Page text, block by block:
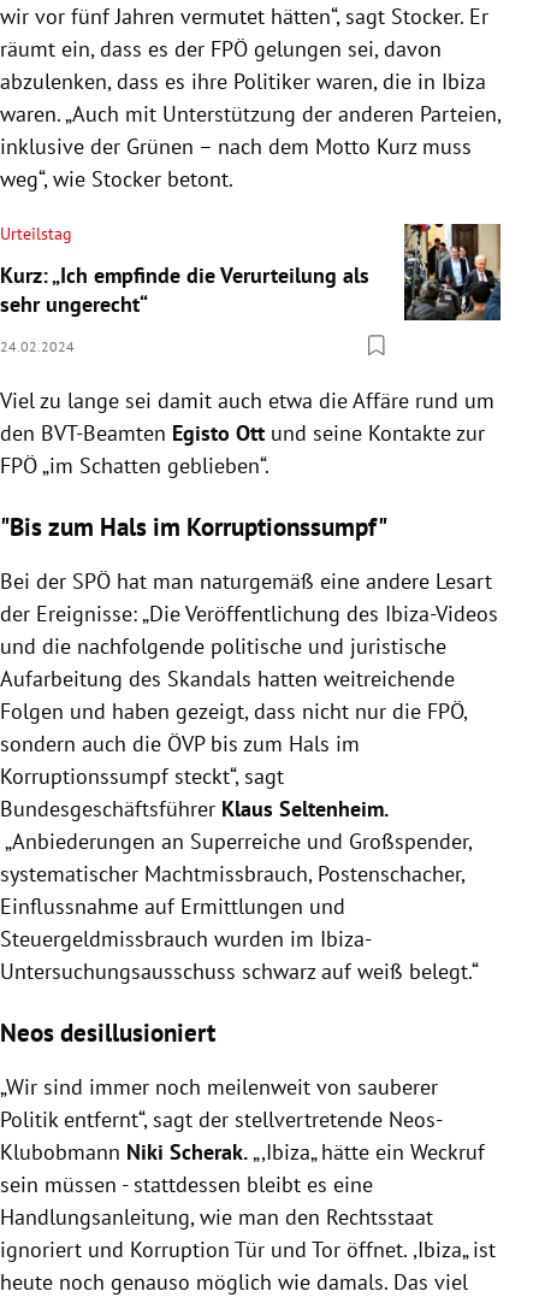
wir vor fünf Jahren vermutet hätten“, sagt Stocker. Er
räumt ein, dass es der FPÖ gelungen sei, davon
abzulenken, dass es ihre Politiker waren, die in Ibiza
waren. „Auch mit Unterstützung der anderen Parteien,
inklusive der Grünen – nach dem Motto Kurz muss
weg“, wie Stocker betont.
Urteilstag
Kurz: „Ich empfinde die Verurteilung als
sehr ungerecht“
24.02.2024
Viel zu lange sei damit auch etwa die Affäre rund um
den BVT-Beamten Egisto Ott und seine Kontakte zur
FPÖ „im Schatten geblieben“.
"Bis zum Hals im Korruptionssumpf"
Bei der SPÖ hat man naturgemäß eine andere Lesart
der Ereignisse: „Die Veröffentlichung des Ibiza-Videos
und die nachfolgende politische und juristische
Aufarbeitung des Skandals hatten weitreichende
Folgen und haben gezeigt, dass nicht nur die FPÖ,
sondern auch die ÖVP bis zum Hals im
Korruptionssumpf steckt“, sagt
Bundesgeschäftsführer Klaus Seltenheim.
„Anbiederungen an Superreiche und Großspender,
systematischer Machtmissbrauch, Postenschacher,
Einflussnahme auf Ermittlungen und
Steuergeldmissbrauch wurden im Ibiza-
Untersuchungsausschuss schwarz auf weiß belegt.“
Neos desillusioniert
„Wir sind immer noch meilenweit von sauberer
Politik entfernt“, sagt der stellvertretende Neos-
Klubobmann Niki Scherak.„,Ibiza„ hätte ein Weckruf
sein müssen - stattdessen bleibt es eine
Handlungsanleitung, wie man den Rechtsstaat
ignoriert und Korruption Tür und Tor öffnet. ,Ibiza„ ist
heute noch genauso möglich wie damals. Das viel